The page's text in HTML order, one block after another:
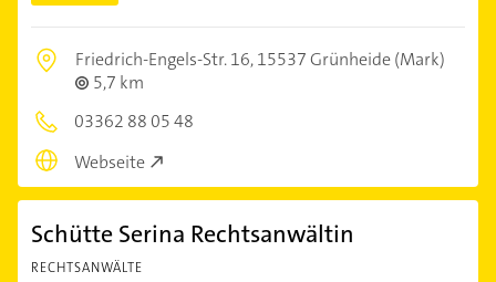
Friedrich-Engels-Str. 16,15537 Grünheide (Mark)
5,7 km
03362 88 05 48
Webseite
Schütte Serina Rechtsanwältin
RECHTSANWÄLTE